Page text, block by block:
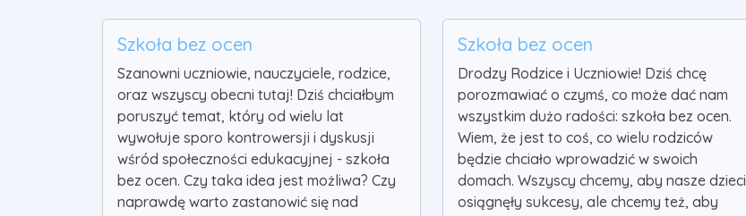
Szkoła bez ocen
Szanowni uczniowie, nauczyciele, rodzice,
oraz wszyscy obecni tutaj! Dziś chciałbym
poruszyć temat, który od wielu lat
wywołuje sporo kontrowersji i dyskusji
wśród społeczności edukacyjnej - szkoła
bez ocen. Czy taka idea jest możliwa? Czy
naprawdę warto zastanowić się nad
Szkoła bez ocen
Drodzy Rodzice i Uczniowie! Dziś chcę
porozmawiać o czymś, co może dać nam
wszystkim dużo radości: szkoła bez ocen.
Wiem, że jest to coś, co wielu rodziców
będzie chciało wprowadzić w swoich
domach. Wszyscy chcemy, aby nasze dzieci
osiągnęły sukcesy, ale chcemy też, aby